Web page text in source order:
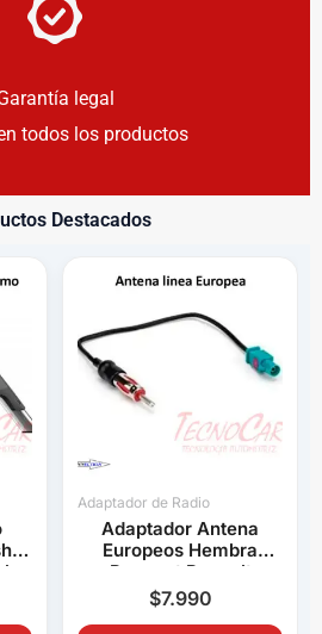
legal
todos los productos
Destacados
Adaptador de Radio
Adaptador Antena
Europeos Hembra
Peugeot Renault
Volkswagen BMW Audi
Connection
$7.990